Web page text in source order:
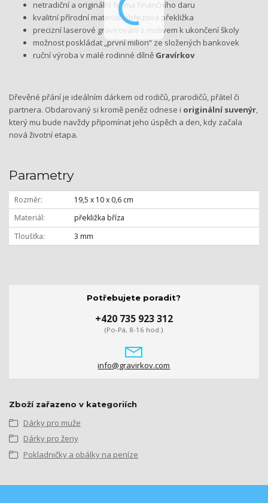
netradiční a originální forma finančního daru
kvalitní přírodní materiál – březová překližka
precizní laserové gravírování s motivem k ukončení školy
možnost poskládat „první milion“ ze složených bankovek
ruční výroba v malé rodinné dílně Gravírkov
Dřevěné přání je ideálním dárkem od rodičů, prarodičů, přátel či
partnera. Obdarovaný si kromě peněz odnese i originální suvenýr,
který mu bude navždy připomínat jeho úspěch a den, kdy začala
nová životní etapa.
Parametry
Rozměr
19,5 x 10 x 0,6 cm
Materiál
překližka bříza
Tloušťka
3 mm
Potřebujete poradit?
+420 735 923 312
(Po-Pá, 8-16 hod.)
info@gravirkov.com
Zboží zařazeno v kategoriích
Dárky pro muže
Dárky pro ženy
Pokladničky a obálky na peníze